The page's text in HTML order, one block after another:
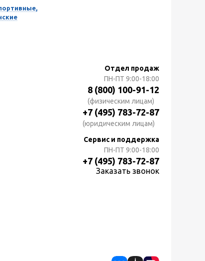
Отдел продаж
ПН-ПТ 9:00-18:00
8 (800) 100-91-12
(физическим лицам)
+7 (495) 783-72-87
(юридическим лицам)
Сервис и поддержка
ПН-ПТ 9:00-18:00
+7 (495) 783-72-87
Заказать звонок